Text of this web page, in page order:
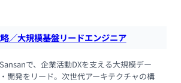
／大規模基盤リードエンジニア
で、企業活動DXを支える大規模デー
開発をリード。次世代アーキテクチャの構